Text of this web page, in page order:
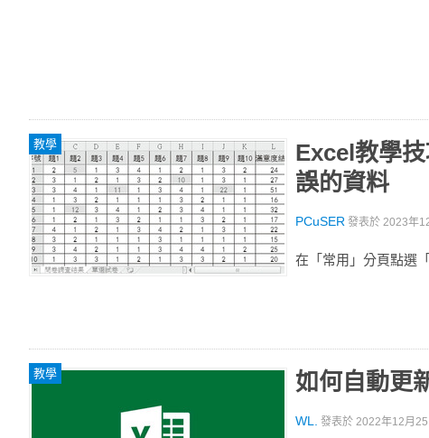
教學
Excel教學
誤的資料
PCuSER 發表於 2023年
在「常用」分頁點選
教學 如何自動更
WL. 發表於 2022年12月